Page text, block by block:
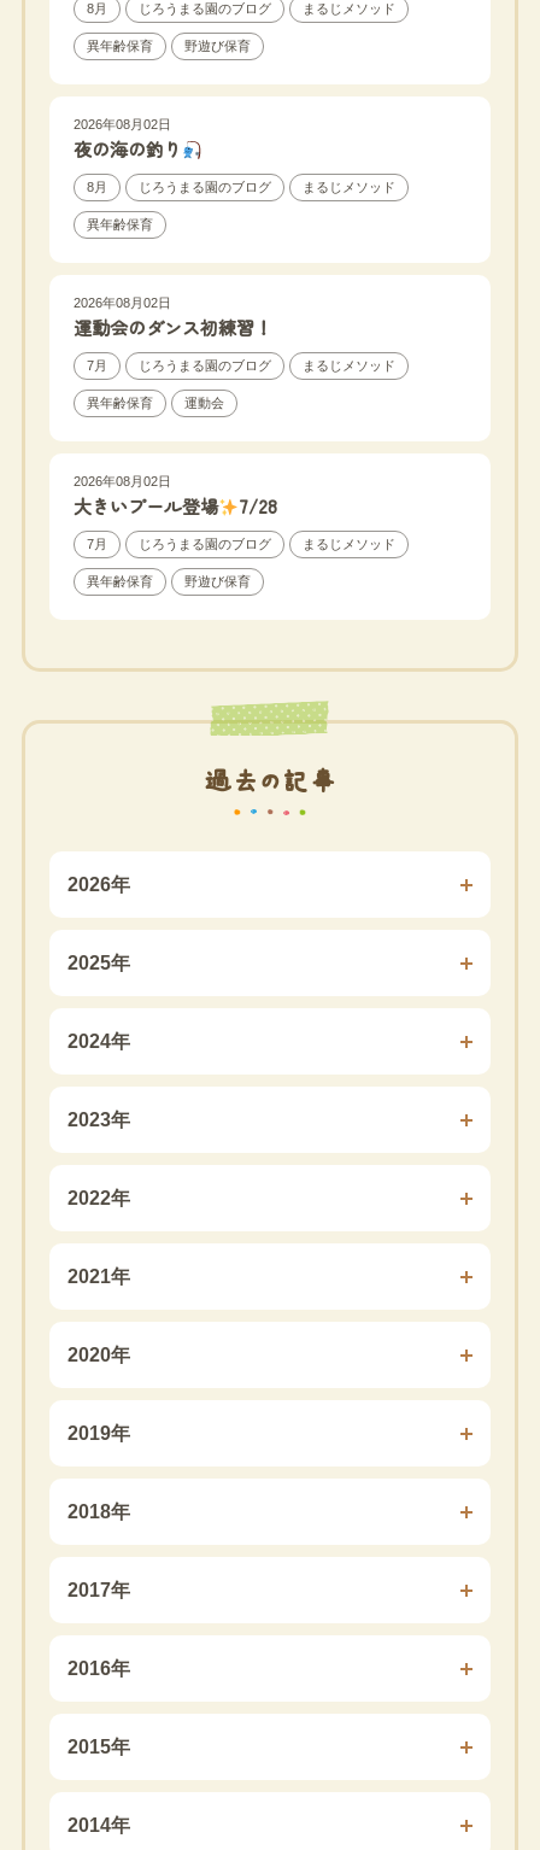
8月 じろうまる園のブログ まるじメソッド
異年齢保育 野遊び保育
2026年08月02日
夜の海の釣り
8月 じろうまる園のブログ まるじメソッド
異年齢保育
2026年08月02日
運動会のダンス初練習！
7月 じろうまる園のブログ まるじメソッド
異年齢保育 運動会
2026年08月02日
大きいプール登場 7/28
7月 じろうまる園のブログ まるじメソッド
異年齢保育 野遊び保育
過去の記事
2026年
2025年
2024年
2023年
2022年
2021年
2020年
2019年
2018年
2017年
2016年
2015年
2014年